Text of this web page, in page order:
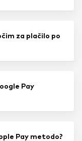
za plačilo po
Pay
Pay metodo?